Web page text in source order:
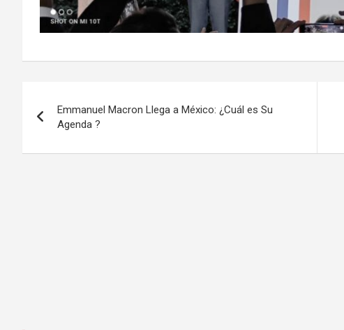
de
l’article
Emmanuel Macron Llega a México: ¿Cuál es Su
Agenda ?